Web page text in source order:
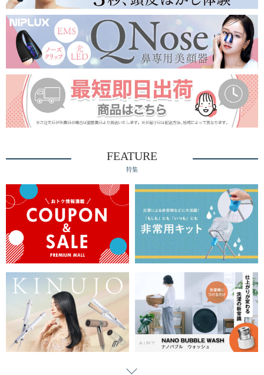
FEATURE
特集